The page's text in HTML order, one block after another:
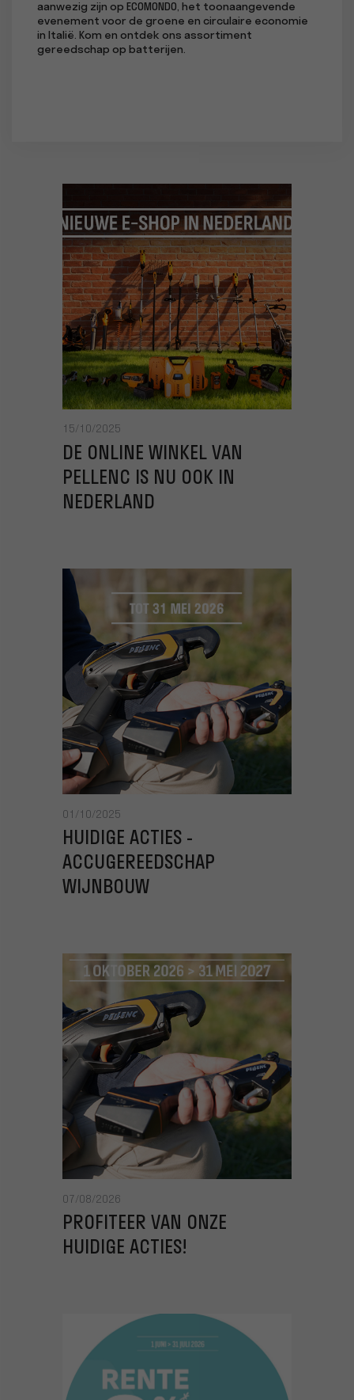
aanwezig zijn op ECOMONDO, het toonaangevende
evenement voor de groene en circulaire economie
in Italië. Kom en ontdek ons assortiment
gereedschap op batterijen.
15/10/2025
DE ONLINE WINKEL VAN
PELLENC IS NU OOK IN
NEDERLAND
01/10/2025
HUIDIGE ACTIES -
ACCUGEREEDSCHAP
WIJNBOUW
07/08/2026
PROFITEER VAN ONZE
HUIDIGE ACTIES!